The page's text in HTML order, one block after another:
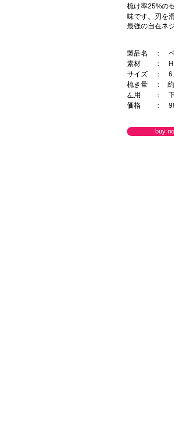
梳け率25%の
味です。刃を
最強の自在ネ
製品名 ： ベ
素材 ：
サイズ ：
梳き量 ： 約
左用 ： 下記
価格 ：
buy